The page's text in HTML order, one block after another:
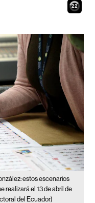
21
estos escenarios
realizará el 13 de abril de
del Ecuador)